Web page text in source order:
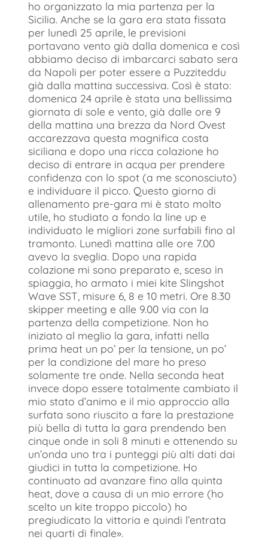
ho organizzato la mia partenza per la
Sicilia. Anche se la gara era stata fissata
per lunedì 25 aprile, le previsioni
portavano vento già dalla domenica e così
abbiamo deciso di imbarcarci sabato sera
da Napoli per poter essere a Puzziteddu
già dalla mattina successiva. Così è stato:
domenica 24 aprile è stata una bellissima
giornata di sole e vento, già dalle ore 9
della mattina una brezza da Nord Ovest
accarezzava questa magnifica costa
siciliana e dopo una ricca colazione ho
deciso di entrare in acqua per prendere
confidenza con lo spot (a me sconosciuto)
e individuare il picco. Questo giorno di
allenamento pre-gara mi è stato molto
utile, ho studiato a fondo la line up e
individuato le migliori zone surfabili fino al
tramonto. Lunedì mattina alle ore 7.00
avevo la sveglia. Dopo una rapida
colazione mi sono preparato e, sceso in
spiaggia, ho armato i miei kite Slingshot
Wave SST, misure 6, 8 e 10 metri. Ore 8.30
skipper meeting e alle 9.00 via con la
partenza della competizione. Non ho
iniziato al meglio la gara, infatti nella
prima heat un po’ per la tensione, un po’
per la condizione del mare ho preso
solamente tre onde. Nella seconda heat
invece dopo essere totalmente cambiato il
mio stato d’animo e il mio approccio alla
surfata sono riuscito a fare la prestazione
più bella di tutta la gara prendendo ben
cinque onde in soli 8 minuti e ottenendo su
un’onda uno tra i punteggi più alti dati dai
giudici in tutta la competizione. Ho
continuato ad avanzare fino alla quinta
heat, dove a causa di un mio errore (ho
scelto un kite troppo piccolo) ho
pregiudicato la vittoria e quindi l’entrata
nei quarti di finale».